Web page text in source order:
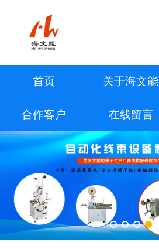
首页 关于海文能
合作客户 在线留言